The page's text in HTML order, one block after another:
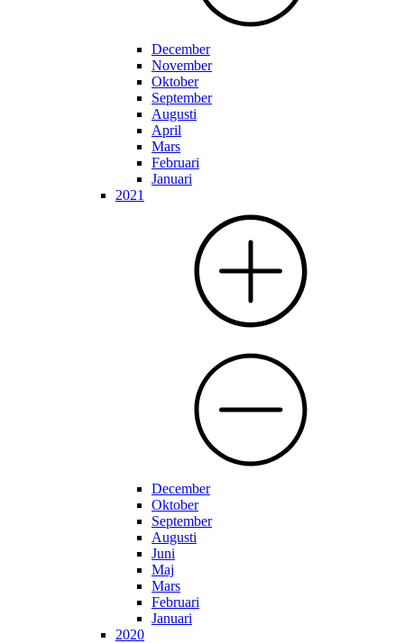
December
November
Oktober
September
Augusti
April
Mars
Februari
Januari
2021
December
Oktober
September
Augusti
Juni
Maj
Mars
Februari
Januari
2020